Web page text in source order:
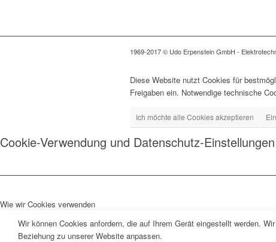
1969-2017 © Udo Erpenstein GmbH -
Diese Website nutzt Cookies für
Freigaben ein. Notwendige technische
Ich möchte alle Cookies akzeptieren
Cookie-Verwendung und Datenschutz-Einstellungen
Wie wir Cookies verwenden
Wir können Cookies anfordern, die auf Ihrem Gerät eingestellt werden.
Beziehung zu unserer Website anpassen.